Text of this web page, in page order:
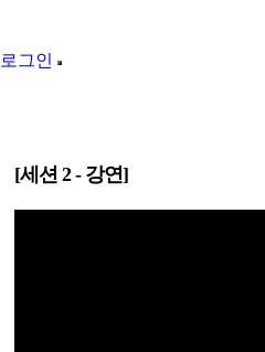
로그인
[세션 2 - 강연]